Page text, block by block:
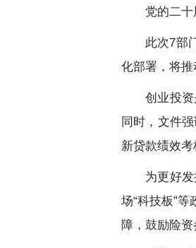
党的二
此次7部
化部署，将
创业投
同时，文件
新贷款绩效考
为更好
场“科技板”
障，鼓励险资